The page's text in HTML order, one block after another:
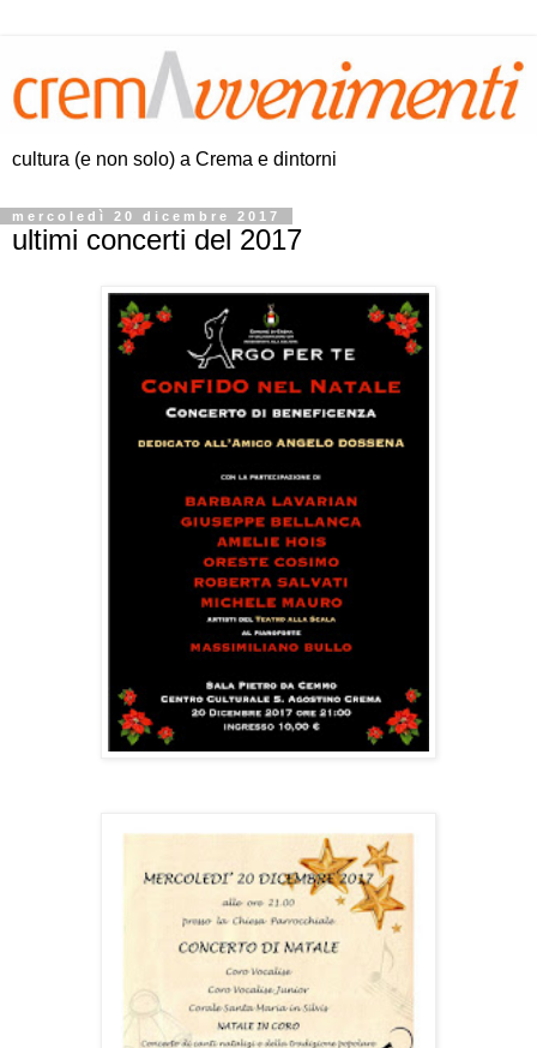
cultura (e non solo) a Crema e dintorni
mercoledì 20 dicembre 2017
ultimi concerti del 2017